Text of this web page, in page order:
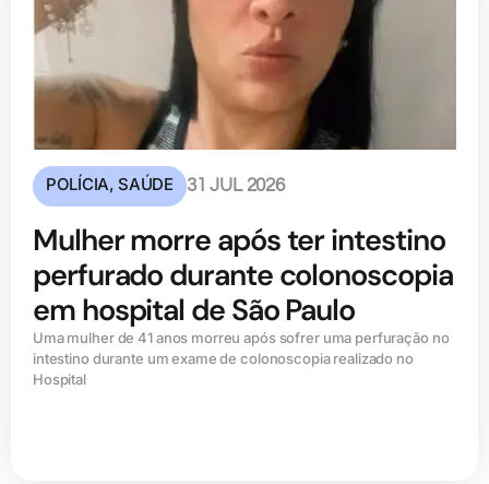
POLÍCIA,SAÚDE 31 JUL 2026
Mulher morre após ter intestino
perfurado durante colonoscopia
em hospital de São Paulo
Uma mulher de 41 anos morreu após sofrer uma perfuração no
intestino durante um exame de colonoscopia realizado no
Hospital